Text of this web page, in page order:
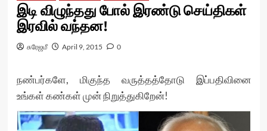
இடி விழுந்தது போல் இரண்டு செய்திகள்
இரவில் வந்தன!
சுரேஜமீ April 9, 2015 0
நண்பர்களே, மிகுந்த வருத்தத்தோடு இப்பதிவினை
உங்கள் கண்கள் முன் நிறுத்துகிறேன்!